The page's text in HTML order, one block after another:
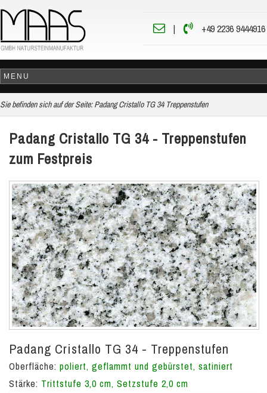
| +49 2236 9444916
Sie befinden sich auf der Seite: Padang Cristallo TG 34 Treppenstufen
Padang Cristallo TG 34 - Treppenstufen
zum Festpreis
Padang Cristallo TG 34 - Treppenstufen
Oberfläche: poliert, geflammt und gebürstet, satiniert
Stärke: Trittstufe 3,0 cm, Setzstufe 2,0 cm